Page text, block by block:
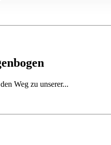
Weg zu unserer...